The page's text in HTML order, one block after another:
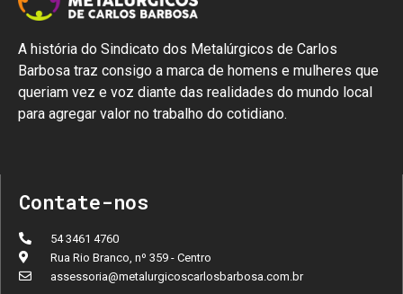
A história do Sindicato dos Metalúrgicos de Carlos
Barbosa traz consigo a marca de homens e mulheres que
queriam vez e voz diante das realidades do mundo local
para agregar valor no trabalho do cotidiano.
Contate-nos
54 3461 4760
Rua Rio Branco, nº 359 - Centro
assessoria@metalurgicoscarlosbarbosa.com.br